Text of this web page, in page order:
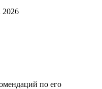
2026
по его